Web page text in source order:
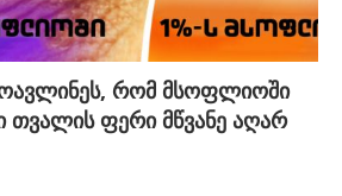
რომ მსოფლიოში
თვალის ფერი მწვანე აღარ